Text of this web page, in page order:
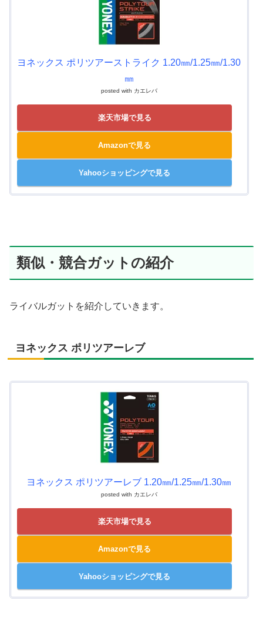
ヨネックス ポリツアーストライク 1.20㎜/1.25㎜/1.30
㎜
posted with カエレバ
楽天市場で見る
Amazonで見る
Yahooショッピングで見る
類似・競合ガットの紹介
ライバルガットを紹介していきます。
ヨネックス ポリツアーレブ
ヨネックス ポリツアーレブ 1.20㎜/1.25㎜/1.30㎜
posted with カエレバ
楽天市場で見る
Amazonで見る
Yahooショッピングで見る